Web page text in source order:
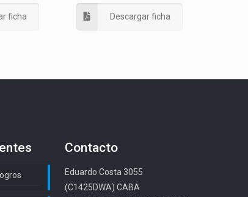
ficha Descargar ficha
Contacto
Eduardo Costa 3055
(C1425DWA) CABA